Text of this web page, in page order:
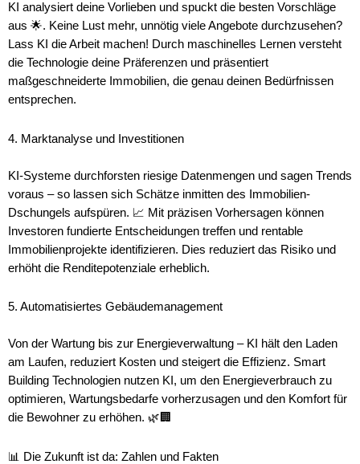
KI analysiert deine Vorlieben und spuckt die besten Vorschläge
aus 🌟. Keine Lust mehr, unnötig viele Angebote durchzusehen?
Lass KI die Arbeit machen! Durch maschinelles Lernen versteht
die Technologie deine Präferenzen und präsentiert
maßgeschneiderte Immobilien, die genau deinen Bedürfnissen
entsprechen.
4. Marktanalyse und Investitionen
KI-Systeme durchforsten riesige Datenmengen und sagen Trends
voraus – so lassen sich Schätze inmitten des Immobilien-
Dschungels aufspüren. 📈 Mit präzisen Vorhersagen können
Investoren fundierte Entscheidungen treffen und rentable
Immobilienprojekte identifizieren. Dies reduziert das Risiko und
erhöht die Renditepotenziale erheblich.
5. Automatisiertes Gebäudemanagement
Von der Wartung bis zur Energieverwaltung – KI hält den Laden
am Laufen, reduziert Kosten und steigert die Effizienz. Smart
Building Technologien nutzen KI, um den Energieverbrauch zu
optimieren, Wartungsbedarfe vorherzusagen und den Komfort für
die Bewohner zu erhöhen. 🌿🏢
📊 Die Zukunft ist da: Zahlen und Fakten